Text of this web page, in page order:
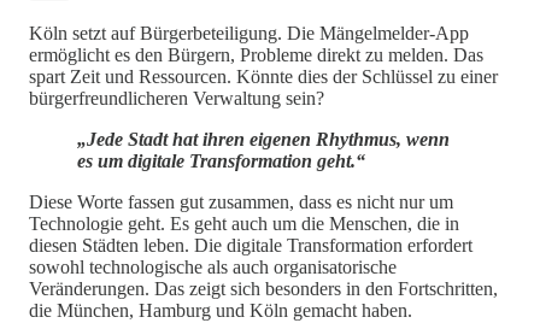
Köln setzt auf Bürgerbeteiligung. Die Mängelmelder-App
ermöglicht es den Bürgern, Probleme direkt zu melden. Das
spart Zeit und Ressourcen. Könnte dies der Schlüssel zu einer
bürgerfreundlicheren Verwaltung sein?
„Jede Stadt hat ihren eigenen Rhythmus, wenn
es um digitale Transformation geht.“
Diese Worte fassen gut zusammen, dass es nicht nur um
Technologie geht. Es geht auch um die Menschen, die in
diesen Städten leben. Die digitale Transformation erfordert
sowohl technologische als auch organisatorische
Veränderungen. Das zeigt sich besonders in den Fortschritten,
die München, Hamburg und Köln gemacht haben.